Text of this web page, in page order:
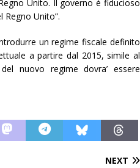
Unito. Il governo è fiducioso
Regno Unito”.
un regime fiscale definito
a partire dal 2015, simile al
nuovo regime dovra’ essere
NEXT